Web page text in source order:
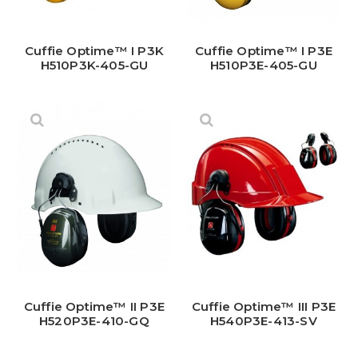
Cuffie Optime™ I P3K
H510P3K-405-GU
Cuffie Optime™ I P3E
H510P3E-405-GU
Cuffie Optime™ II P3E
H520P3E-410-GQ
Cuffie Optime™ III P3E
H540P3E-413-SV